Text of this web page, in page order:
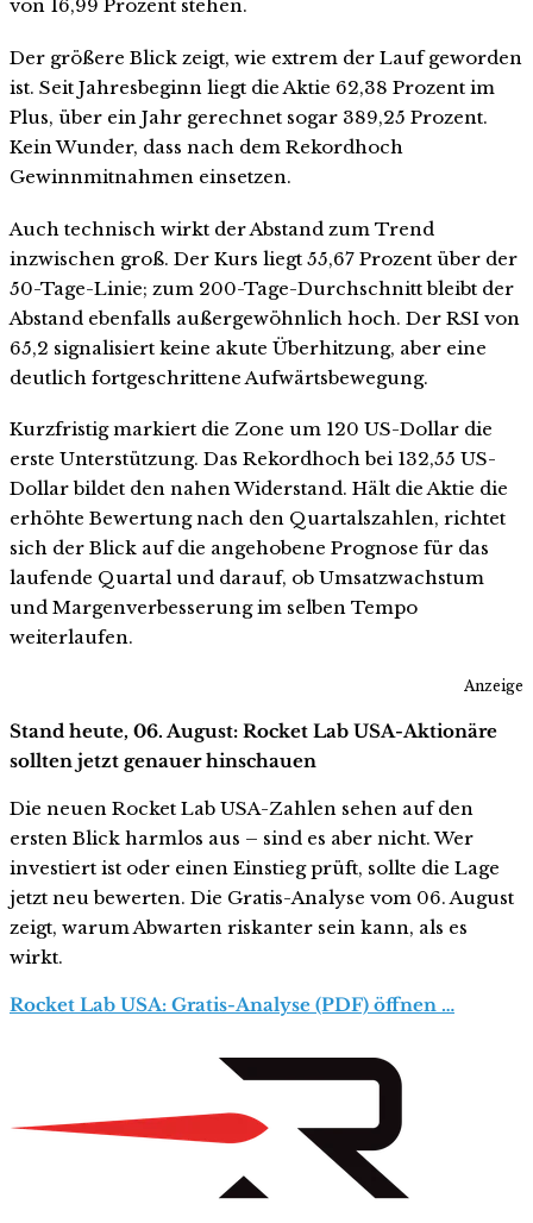
von 16,99 Prozent stehen.
Der größere Blick zeigt, wie extrem der Lauf geworden
ist. Seit Jahresbeginn liegt die Aktie 62,38 Prozent im
Plus, über ein Jahr gerechnet sogar 389,25 Prozent.
Kein Wunder, dass nach dem Rekordhoch
Gewinnmitnahmen einsetzen.
Auch technisch wirkt der Abstand zum Trend
inzwischen groß. Der Kurs liegt 55,67 Prozent über der
50-Tage-Linie; zum 200-Tage-Durchschnitt bleibt der
Abstand ebenfalls außergewöhnlich hoch. Der RSI von
65,2 signalisiert keine akute Überhitzung, aber eine
deutlich fortgeschrittene Aufwärtsbewegung.
Kurzfristig markiert die Zone um 120 US-Dollar die
erste Unterstützung. Das Rekordhoch bei 132,55 US-
Dollar bildet den nahen Widerstand. Hält die Aktie die
erhöhte Bewertung nach den Quartalszahlen, richtet
sich der Blick auf die angehobene Prognose für das
laufende Quartal und darauf, ob Umsatzwachstum
und Margenverbesserung im selben Tempo
weiterlaufen.
Anzeige
Stand heute, 06. August: Rocket Lab USA-Aktionäre
sollten jetzt genauer hinschauen
Die neuen Rocket Lab USA-Zahlen sehen auf den
ersten Blick harmlos aus – sind es aber nicht. Wer
investiert ist oder einen Einstieg prüft, sollte die Lage
jetzt neu bewerten. Die Gratis-Analyse vom 06. August
zeigt, warum Abwarten riskanter sein kann, als es
wirkt.
Rocket Lab USA: Gratis-Analyse (PDF) öffnen …